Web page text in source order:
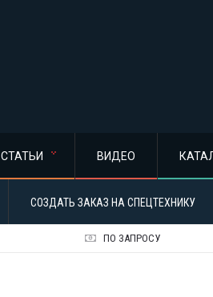
СТАТЬИ ВИДЕО
СОЗДАТЬ ЗАКАЗ НА СПЕЦТЕХНИКУ
ПО ЗАПРОСУ